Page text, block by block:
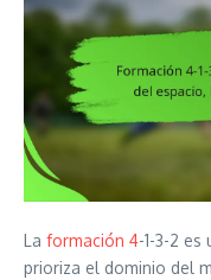
La formación 4-1-3-2
prioriza el dominio del